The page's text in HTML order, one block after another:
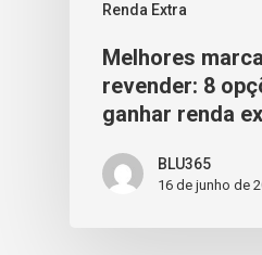
Renda Extra
Melhores
revender: 8
ganhar renda
BLU365
16 de junho de